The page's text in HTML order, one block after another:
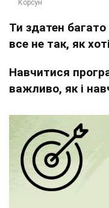
Ти здатен
все не так, як
Навчитися
важливо, як і